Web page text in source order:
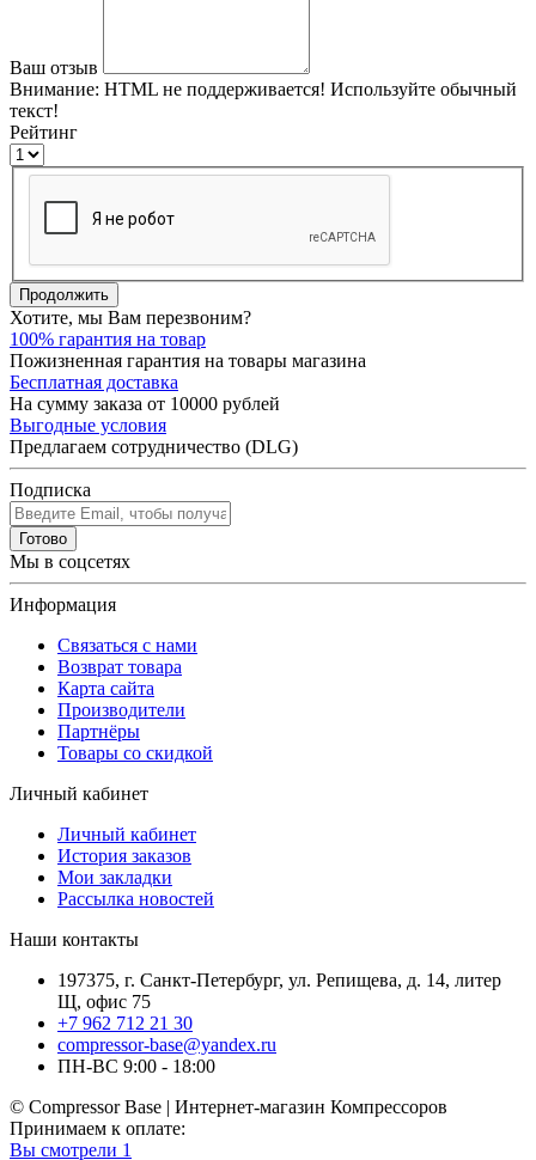
Ваш отзыв
Внимание: HTML не поддерживается! Используйте обычный
текст!
Рейтинг
Продолжить
Хотите, мы Вам перезвоним?
100% гарантия на товар
Пожизненная гарантия на товары магазина
Бесплатная доставка
На сумму заказа от 10000 рублей
Выгодные условия
Предлагаем сотрудничество (DLG)
Подписка
Готово
Мы в соцсетях
Информация
Связаться с нами
Возврат товара
Карта сайта
Производители
Партнёры
Товары со скидкой
Личный кабинет
Личный кабинет
История заказов
Мои закладки
Рассылка новостей
Наши контакты
197375, г. Санкт-Петербург, ул. Репищева, д. 14, литер
Щ, офис 75
+7 962 712 21 30
compressor-base@yandex.ru
ПН-ВС 9:00 - 18:00
© Compressor Base | Интернет-магазин Компрессоров
Принимаем к оплате:
Вы смотрели 1